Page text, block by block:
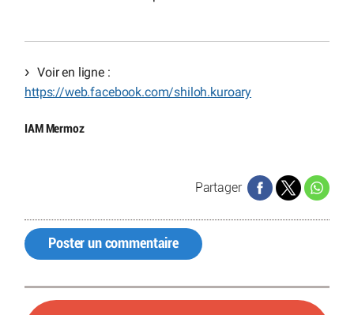
Voir en ligne :
https://web.facebook.com/shiloh.kuroary
IAM Mermoz
Partager
Poster un commentaire